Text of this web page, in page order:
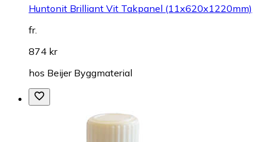
Huntonit Brilliant Vit Takpanel (11x620x1220mm)
fr.
874 kr
hos Beijer Byggmaterial